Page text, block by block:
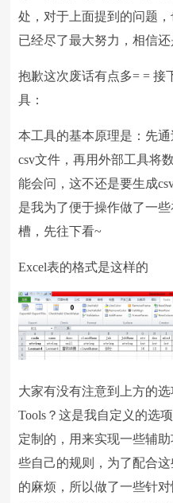
处，对于上面提到的问题
已经尽了最大努力，相信
抱歉这次废话有点多= = 接
具：
本工具的基本原理是：先
csv文件，再用外部工具将
能会问，这不还是要生成
是我为了便于操作做了一
槽，先往下看~
Excel表的格式是这样的
大家有没有注意到上方的
Tools？这是我自定义的选
定制的，用来实现一些辅
些自己的规则，为了配合
的麻烦，所以做了一些针